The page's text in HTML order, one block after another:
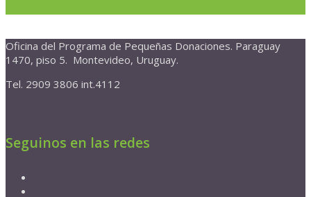
Oficina del Programa de Pequeñas Donaciones. Paraguay
1470, piso 5. Montevideo, Uruguay.
Tel. 2909 3806 int.4112
Seguinos en las redes